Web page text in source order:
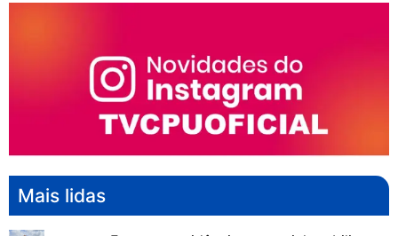
Mais lidas